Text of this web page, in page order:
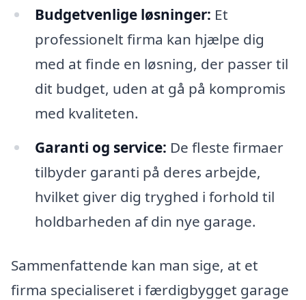
Budgetvenlige løsninger: Et
professionelt firma kan hjælpe dig
med at finde en løsning, der passer til
dit budget, uden at gå på kompromis
med kvaliteten.
Garanti og service: De fleste firmaer
tilbyder garanti på deres arbejde,
hvilket giver dig tryghed i forhold til
holdbarheden af din nye garage.
Sammenfattende kan man sige, at et
firma specialiseret i færdigbygget garage